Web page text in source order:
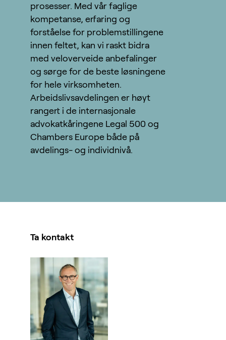
prosesser. Med vår faglige
kompetanse, erfaring og
forståelse for problemstillingene
innen feltet, kan vi raskt bidra
med veloverveide anbefalinger
og sørge for de beste løsningene
for hele virksomheten.
Arbeidslivsavdelingen er høyt
rangert i de internasjonale
advokatkåringene Legal 500 og
Chambers Europe både på
avdelings- og individnivå.
Ta kontakt